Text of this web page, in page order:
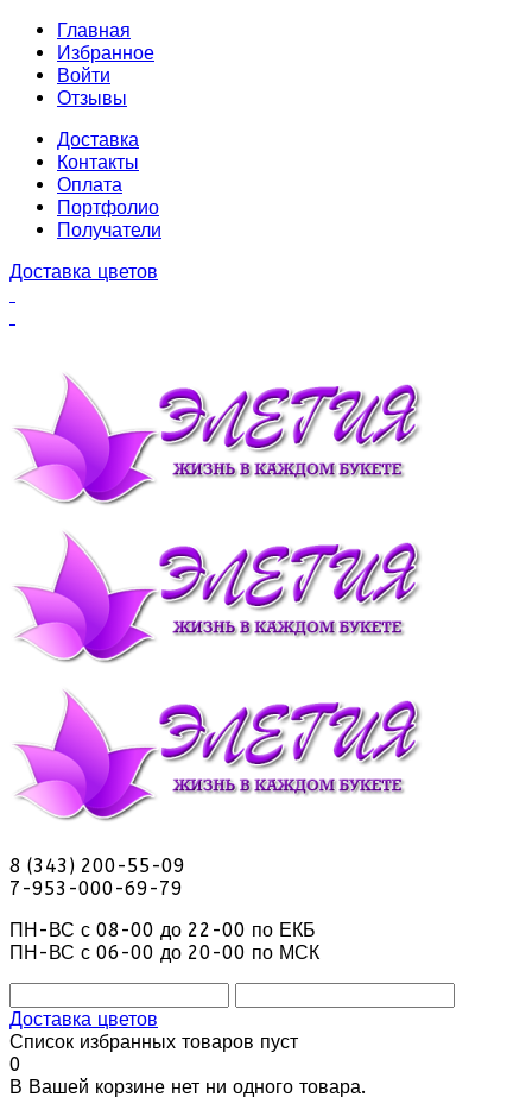
Главная
Избранное
Войти
Отзывы
Доставка
Контакты
Оплата
Портфолио
Получатели
Доставка цветов
8 (343) 200-55-09
7-953-000-69-79
ПН-ВС с 08-00 до 22-00 по ЕКБ
ПН-ВС с 06-00 до 20-00 по МСК
Доставка цветов
Список избранных товаров пуст
0
В Вашей корзине нет ни одного товара.